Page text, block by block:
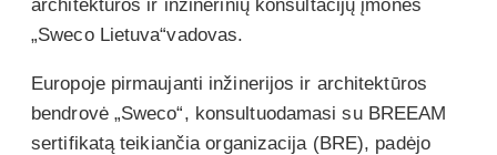
architektūros ir inžinerinių konsultacijų įmonės
„Sweco Lietuva“vadovas.
Europoje pirmaujanti inžinerijos ir architektūros
bendrovė „Sweco“, konsultuodamasi su BREEAM
sertifikatą teikiančia organizacija (BRE), padėjo